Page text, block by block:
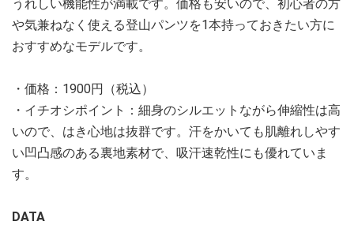
うれしい機能性が満載です。価格も安いので、初心者の方
や気兼ねなく使える登山パンツを1本持っておきたい方に
おすすめなモデルです。
・価格：1900円（税込）
・イチオシポイント：細身のシルエットながら伸縮性は高
いので、はき心地は抜群です。汗をかいても肌離れしやす
い凹凸感のある裏地素材で、吸汗速乾性にも優れていま
す。
DATA